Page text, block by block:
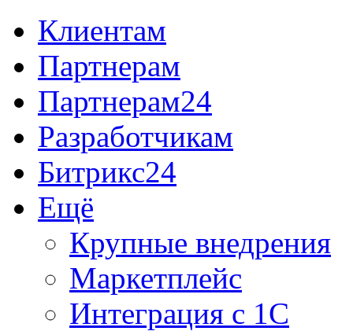
Клиентам
Партнерам
Партнерам24
Разработчикам
Битрикс24
Ещё
Крупные внедрения
Маркетплейс
Интеграция с 1С